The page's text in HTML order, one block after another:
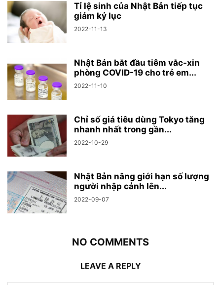
Tỉ lệ sinh của Nhật Bản tiếp tục
giảm kỷ lục
2022-11-13
Nhật Bản bắt đầu tiêm vắc-xin
phòng COVID-19 cho trẻ em...
2022-11-10
Chỉ số giá tiêu dùng Tokyo tăng
nhanh nhất trong gần...
2022-10-29
Nhật Bản nâng giới hạn số lượng
người nhập cảnh lên...
2022-09-07
NO COMMENTS
LEAVE A REPLY